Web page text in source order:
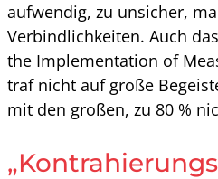
aufwendig, zu unsicher,
Verbindlichkeiten. Auch
the Implementation of
traf nicht auf große
mit den großen, zu 80 %